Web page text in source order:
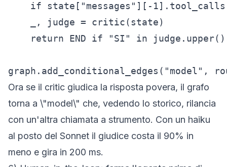
if state["messages"][-
    _, judge = critic(state)
return END if "SI" in
graph.add_conditional_edges("model",
Ora se il critic giudica la risposta povera, il grafo
torna a \"model\" che, vedendo lo storico, rilancia
con un'altra chiamata a strumento. Con un haiku
al posto del Sonnet il giudice costa il 90% in
meno e gira in 200 ms.